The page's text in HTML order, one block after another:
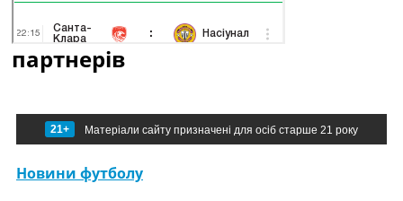
партнерів
21+ Матеріали сайту призначені для осіб старше 21 року
Новини футболу